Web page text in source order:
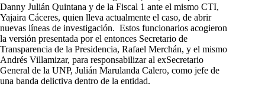
Danny Julián Quintana y de la Fiscal 1 ante el mismo CTI,
Yajaira Cáceres, quien lleva actualmente el caso, de abrir
nuevas líneas de investigación. Estos funcionarios acogieron
la versión presentada por el entonces Secretario de
Transparencia de la Presidencia, Rafael Merchán, y el mismo
Andrés Villamizar, para responsabilizar al exSecretario
General de la UNP, Julián Marulanda Calero, como jefe de
una banda delictiva dentro de la entidad.